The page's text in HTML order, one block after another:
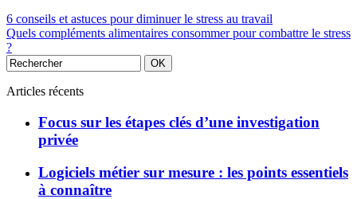
6 conseils et astuces pour diminuer le stress au travail
Quels compléments alimentaires consommer pour combattre le stress
?
Articles récents
Focus sur les étapes clés d’une investigation
privée
Logiciels métier sur mesure : les points essentiels
à connaître